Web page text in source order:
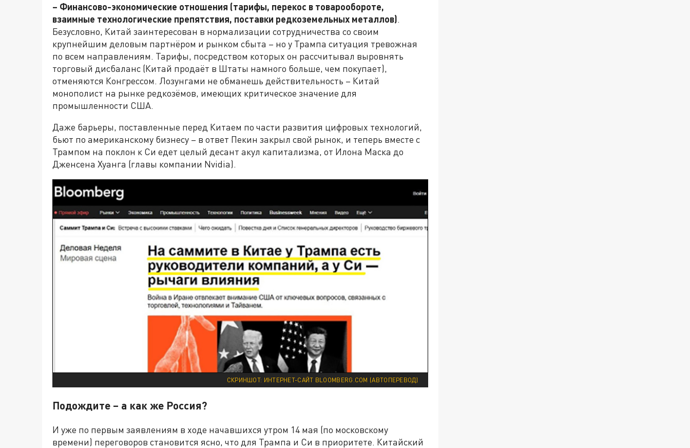
– Финансово-экономические отношения (тарифы, перекос в товарообороте,
взаимные технологические препятствия, поставки редкоземельных металлов).
Безусловно, Китай заинтересован в нормализации сотрудничества со своим
крупнейшим деловым партнёром и рынком сбыта – но у Трампа ситуация тревожная
по всем направлениям. Тарифы, посредством которых он рассчитывал выровнять
торговый дисбаланс (Китай продаёт в Штаты намного больше, чем покупает),
отменяются Конгрессом. Лозунгами не обманешь действительность – Китай
монополист на рынке редкозёмов, имеющих критическое значение для
промышленности США.
Даже барьеры, поставленные перед Китаем по части развития цифровых технологий,
бьют по американскому бизнесу – в ответ Пекин закрыл свой рынок, и теперь вместе с
Трампом на поклон к Си едет целый десант акул капитализма, от Илона Маска до
Дженсена Хуанга (главы компании Nvidia).
СКРИНШОТ: ИНТЕРНЕТ-САЙТ BLOOMBERG.COM (АВТОПЕРЕВОД)
Подождите – а как же Россия?
И уже по первым заявлениям в ходе начавшихся утром 14 мая (по московскому
времени) переговоров становится ясно, что для Трампа и Си в приоритете. Китайский